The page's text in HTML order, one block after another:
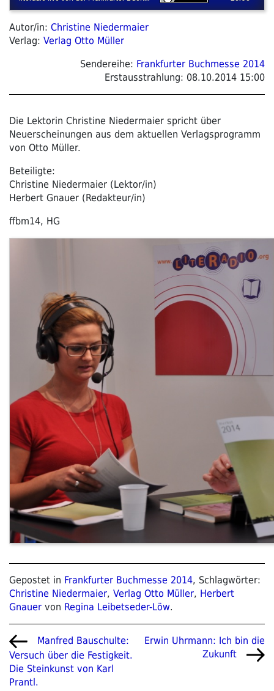
Autor/in: Christine Niedermaier
Verlag: Verlag Otto Müller
Sendereihe: Frankfurter Buchmesse 2014
Erstausstrahlung: 08.10.2014 15:00
Die Lektorin Christine Niedermaier spricht über
Neuerscheinungen aus dem aktuellen Verlagsprogramm
von Otto Müller.
Beteiligte:
Christine Niedermaier (Lektor/in)
Herbert Gnauer (Redakteur/in)
ffbm14, HG
Gepostet in Frankfurter Buchmesse 2014, Schlagwörter:
Christine Niedermaier, Verlag Otto Müller, Herbert
Gnauer von Regina Leibetseder-Löw.
Beitragsnavigation
Vorheriger
Beitrag
Manfred Bauschulte:
Versuch über die Festigkeit.
Die Steinkunst von Karl
Prantl.
Nächster
Erwin Uhrmann: Ich bin die
Zukunft